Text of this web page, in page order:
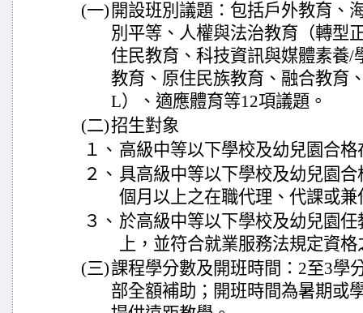
(一) 開設班別議題：包括戶外教育、
別平等、人權與法治教育（轉型
住民教育、科技資訊與媒體素養/
教育、原住民族教育、融合教育
L）、適應體育等12項議題。
(二)招生對象
１、 高級中等以下學校及幼兒園合
２、 具高級中等以下學校及幼兒園
個月以上之在職代理、代課或兼
３、 於高級中等以下學校及幼兒園
上，並符合就業服務法規定資
(三)課程學分數及開班時間：2至3學
部全額補助；開班時間為暑期或